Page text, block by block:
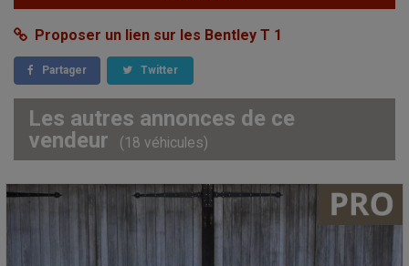
Proposer un lien sur les Bentley T 1
Partager Twitter
Les autres annonces de ce
vendeur
(18 véhicules)